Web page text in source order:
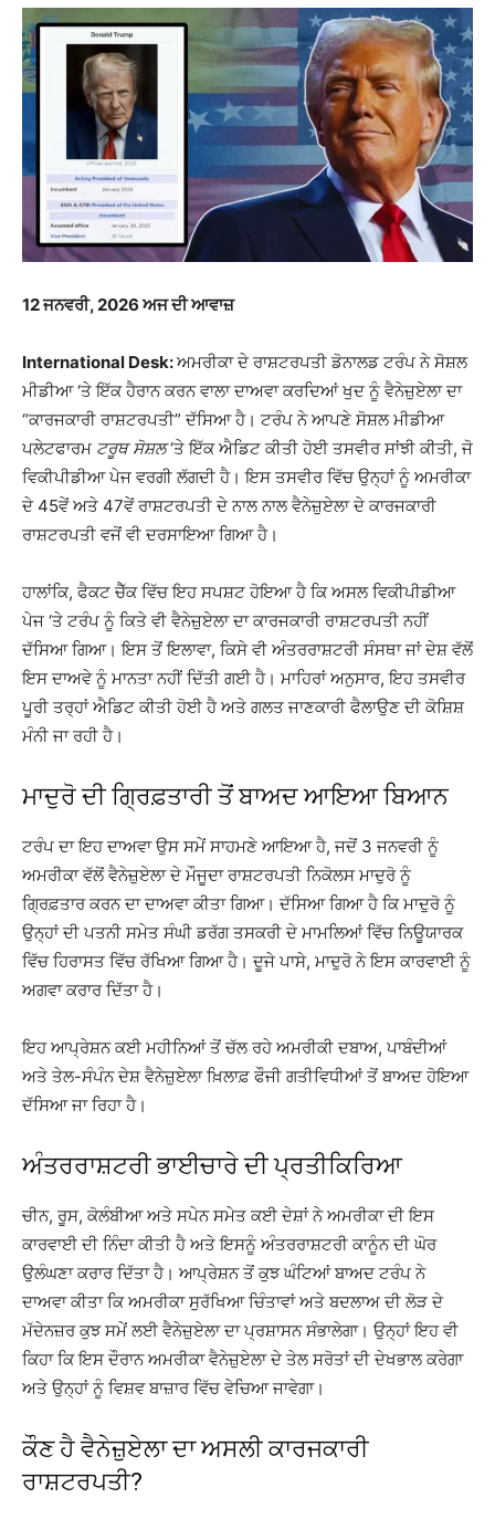
12ਜਨਵਰੀ, 2026 ਅਜ ਦੀ ਆਵਾਜ਼
International Desk:ਅਮਰੀਕਾ ਦੇ ਰਾਸ਼ਟਰਪਤੀ ਡੋਨਾਲਡ ਟਰੰਪ ਨੇ ਸੋਸ਼ਲ
ਮੀਡੀਆ ‘ਤੇ ਇੱਕ ਹੈਰਾਨ ਕਰਨ ਵਾਲਾ ਦਾਅਵਾ ਕਰਦਿਆਂ ਖੁਦ ਨੂੰ ਵੈਨੇਜ਼ੁਏਲਾ ਦਾ
“ਕਾਰਜਕਾਰੀ ਰਾਸ਼ਟਰਪਤੀ” ਦੱਸਿਆ ਹੈ। ਟਰੰਪ ਨੇ ਆਪਣੇ ਸੋਸ਼ਲ ਮੀਡੀਆ
ਪਲੇਟਫਾਰਮ ਟਰੂਥ ਸੋਸ਼ਲ‘ਤੇ ਇੱਕ ਐਡਿਟ ਕੀਤੀ ਹੋਈ ਤਸਵੀਰ ਸਾਂਝੀ ਕੀਤੀ, ਜੋ
ਵਿਕੀਪੀਡੀਆ ਪੇਜ ਵਰਗੀ ਲੱਗਦੀ ਹੈ। ਇਸ ਤਸਵੀਰ ਵਿੱਚ ਉਨ੍ਹਾਂ ਨੂੰ ਅਮਰੀਕਾ
ਦੇ 45ਵੇਂ ਅਤੇ 47ਵੇਂ ਰਾਸ਼ਟਰਪਤੀ ਦੇ ਨਾਲ ਨਾਲ ਵੈਨੇਜ਼ੁਏਲਾ ਦੇ ਕਾਰਜਕਾਰੀ
ਰਾਸ਼ਟਰਪਤੀ ਵਜੋਂ ਵੀ ਦਰਸਾਇਆ ਗਿਆ ਹੈ।
ਹਾਲਾਂਕਿ, ਫੈਕਟ ਚੈੱਕ ਵਿੱਚ ਇਹ ਸਪਸ਼ਟ ਹੋਇਆ ਹੈ ਕਿ ਅਸਲ ਵਿਕੀਪੀਡੀਆ
ਪੇਜ ‘ਤੇ ਟਰੰਪ ਨੂੰ ਕਿਤੇ ਵੀ ਵੈਨੇਜ਼ੁਏਲਾ ਦਾ ਕਾਰਜਕਾਰੀ ਰਾਸ਼ਟਰਪਤੀ ਨਹੀਂ
ਦੱਸਿਆ ਗਿਆ। ਇਸ ਤੋਂ ਇਲਾਵਾ, ਕਿਸੇ ਵੀ ਅੰਤਰਰਾਸ਼ਟਰੀ ਸੰਸਥਾ ਜਾਂ ਦੇਸ਼ ਵੱਲੋਂ
ਇਸ ਦਾਅਵੇ ਨੂੰ ਮਾਨਤਾ ਨਹੀਂ ਦਿੱਤੀ ਗਈ ਹੈ। ਮਾਹਿਰਾਂ ਅਨੁਸਾਰ, ਇਹ ਤਸਵੀਰ
ਪੂਰੀ ਤਰ੍ਹਾਂ ਐਡਿਟ ਕੀਤੀ ਹੋਈ ਹੈ ਅਤੇ ਗਲਤ ਜਾਣਕਾਰੀ ਫੈਲਾਉਣ ਦੀ ਕੋਸ਼ਿਸ਼
ਮੰਨੀ ਜਾ ਰਹੀ ਹੈ।
ਮਾਦੁਰੋ ਦੀ ਗ੍ਰਿਫ਼ਤਾਰੀ ਤੋਂ ਬਾਅਦ ਆਇਆ ਬਿਆਨ
ਟਰੰਪ ਦਾ ਇਹ ਦਾਅਵਾ ਉਸ ਸਮੇਂ ਸਾਹਮਣੇ ਆਇਆ ਹੈ, ਜਦੋਂ 3 ਜਨਵਰੀ ਨੂੰ
ਅਮਰੀਕਾ ਵੱਲੋਂ ਵੈਨੇਜ਼ੁਏਲਾ ਦੇ ਮੌਜੂਦਾ ਰਾਸ਼ਟਰਪਤੀ ਨਿਕੋਲਸ ਮਾਦੁਰੋ ਨੂੰ
ਗ੍ਰਿਫ਼ਤਾਰ ਕਰਨ ਦਾ ਦਾਅਵਾ ਕੀਤਾ ਗਿਆ। ਦੱਸਿਆ ਗਿਆ ਹੈ ਕਿ ਮਾਦੁਰੋ ਨੂੰ
ਉਨ੍ਹਾਂ ਦੀ ਪਤਨੀ ਸਮੇਤ ਸੰਘੀ ਡਰੱਗ ਤਸਕਰੀ ਦੇ ਮਾਮਲਿਆਂ ਵਿੱਚ ਨਿਊਯਾਰਕ
ਵਿੱਚ ਹਿਰਾਸਤ ਵਿੱਚ ਰੱਖਿਆ ਗਿਆ ਹੈ। ਦੂਜੇ ਪਾਸੇ, ਮਾਦੁਰੋ ਨੇ ਇਸ ਕਾਰਵਾਈ ਨੂੰ
ਅਗਵਾ ਕਰਾਰ ਦਿੱਤਾ ਹੈ।
ਇਹ ਆਪ੍ਰੇਸ਼ਨ ਕਈ ਮਹੀਨਿਆਂ ਤੋਂ ਚੱਲ ਰਹੇ ਅਮਰੀਕੀ ਦਬਾਅ, ਪਾਬੰਦੀਆਂ
ਅਤੇ ਤੇਲ-ਸੰਪੰਨ ਦੇਸ਼ ਵੈਨੇਜ਼ੁਏਲਾ ਖ਼ਿਲਾਫ਼ ਫੌਜੀ ਗਤੀਵਿਧੀਆਂ ਤੋਂ ਬਾਅਦ ਹੋਇਆ
ਦੱਸਿਆ ਜਾ ਰਿਹਾ ਹੈ।
ਅੰਤਰਰਾਸ਼ਟਰੀ ਭਾਈਚਾਰੇ ਦੀ ਪ੍ਰਤੀਕਿਰਿਆ
ਚੀਨ, ਰੂਸ, ਕੋਲੰਬੀਆ ਅਤੇ ਸਪੇਨ ਸਮੇਤ ਕਈ ਦੇਸ਼ਾਂ ਨੇ ਅਮਰੀਕਾ ਦੀ ਇਸ
ਕਾਰਵਾਈ ਦੀ ਨਿੰਦਾ ਕੀਤੀ ਹੈ ਅਤੇ ਇਸਨੂੰ ਅੰਤਰਰਾਸ਼ਟਰੀ ਕਾਨੂੰਨ ਦੀ ਘੋਰ
ਉਲੰਘਣਾ ਕਰਾਰ ਦਿੱਤਾ ਹੈ। ਆਪ੍ਰੇਸ਼ਨ ਤੋਂ ਕੁਝ ਘੰਟਿਆਂ ਬਾਅਦ ਟਰੰਪ ਨੇ
ਦਾਅਵਾ ਕੀਤਾ ਕਿ ਅਮਰੀਕਾ ਸੁਰੱਖਿਆ ਚਿੰਤਾਵਾਂ ਅਤੇ ਬਦਲਾਅ ਦੀ ਲੋੜ ਦੇ
ਮੱਦੇਨਜ਼ਰ ਕੁਝ ਸਮੇਂ ਲਈ ਵੈਨੇਜ਼ੁਏਲਾ ਦਾ ਪ੍ਰਸ਼ਾਸਨ ਸੰਭਾਲੇਗਾ। ਉਨ੍ਹਾਂ ਇਹ ਵੀ
ਕਿਹਾ ਕਿ ਇਸ ਦੌਰਾਨ ਅਮਰੀਕਾ ਵੈਨੇਜ਼ੁਏਲਾ ਦੇ ਤੇਲ ਸਰੋਤਾਂ ਦੀ ਦੇਖਭਾਲ ਕਰੇਗਾ
ਅਤੇ ਉਨ੍ਹਾਂ ਨੂੰ ਵਿਸ਼ਵ ਬਾਜ਼ਾਰ ਵਿੱਚ ਵੇਚਿਆ ਜਾਵੇਗਾ।
ਕੌਣ ਹੈ ਵੈਨੇਜ਼ੁਏਲਾ ਦਾ ਅਸਲੀ ਕਾਰਜਕਾਰੀ
ਰਾਸ਼ਟਰਪਤੀ?